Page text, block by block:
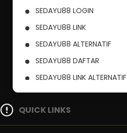
SEDAYU88 LOGIN
SEDAYU88 LINK
SEDAYU88 ALTERNATIF
SEDAYU88 DAFTAR
SEDAYU88 LINK ALTERNATIF
SITUS RESMI SEDAYU88
QUICK LINKS